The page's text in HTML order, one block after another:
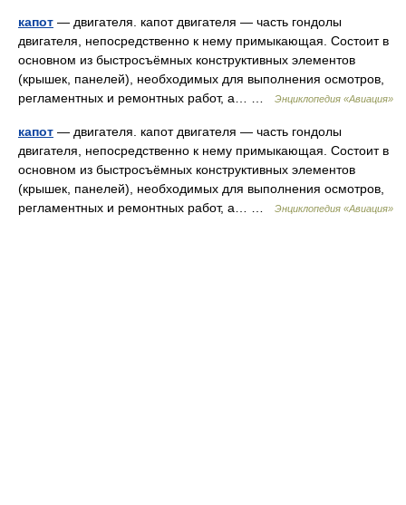
капот — двигателя. капот двигателя — часть гондолы
двигателя, непосредственно к нему примыкающая. Состоит в
основном из быстросъёмных конструктивных элементов
(крышек, панелей), необходимых для выполнения осмотров,
регламентных и ремонтных работ, а… …
Энциклопедия «Авиация»
капот — двигателя. капот двигателя — часть гондолы
двигателя, непосредственно к нему примыкающая. Состоит в
основном из быстросъёмных конструктивных элементов
(крышек, панелей), необходимых для выполнения осмотров,
регламентных и ремонтных работ, а… …
Энциклопедия «Авиация»